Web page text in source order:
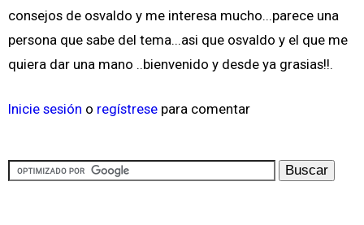
consejos de osvaldo y me interesa mucho...parece una
persona que sabe del tema...asi que osvaldo y el que me
quiera dar una mano ..bienvenido y desde ya grasias!!.
Inicie sesión o regístrese para comentar